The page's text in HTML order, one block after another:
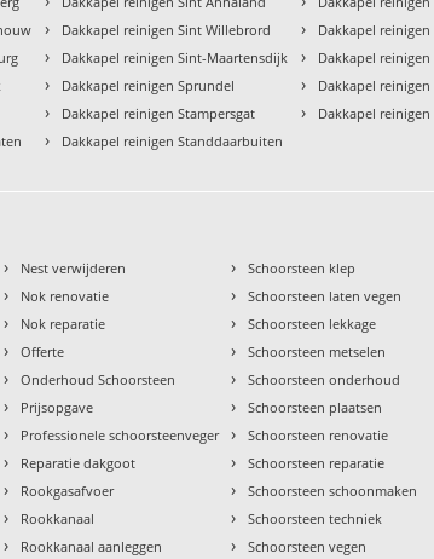
› Dakkapel reinigen Sint Willebrord
› Dakkapel reinigen Sint-Maartensdijk
› Dakkapel reinigen Sprundel
› Dakkapel reinigen Stampersgat
› Dakkapel reinigen Standdaarbuiten
› Dakkapel reinigen
› Dakkapel
› Dakkapel reinigen
› Dakkapel
› Nest verwijderen
› Nok renovatie
› Nok reparatie
› Offerte
› Onderhoud Schoorsteen
› Prijsopgave
› Professionele schoorsteenveger
› Reparatie dakgoot
› Rookgasafvoer
› Rookkanaal
› Rookkanaal aanleggen
› Schoorsteen klep
› Schoorsteen laten vegen
› Schoorsteen lekkage
› Schoorsteen metselen
› Schoorsteen onderhoud
› Schoorsteen plaatsen
› Schoorsteen renovatie
› Schoorsteen reparatie
› Schoorsteen schoonmaken
› Schoorsteen techniek
› Schoorsteen vegen